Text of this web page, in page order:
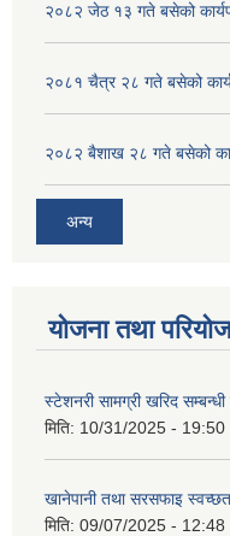
२०८२ जेठ १३ गते बसेको
२०८१ चैत्र २८ गते बसेको
२०८२ बैशाख २८ गते बसेको
अन्य
योजना तथा
स्टेशनरी सामग्री खरिद
मिति: 10/31/2025 - 19:50
खानेपानी तथा सरसफाइ
मिति: 09/07/2025 - 12:48